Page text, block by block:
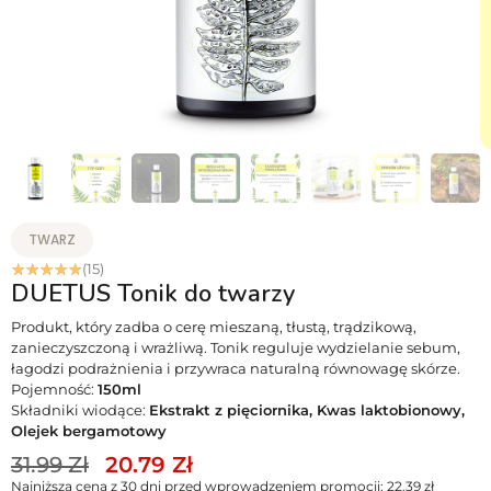
TWARZ
☆☆☆☆☆(15)
DUETUS Tonik do twarzy
Produkt, który zadba o cerę mieszaną, tłustą, trądzikową,
zanieczyszczoną i wrażliwą. Tonik reguluje wydzielanie sebum,
łagodzi podrażnienia i przywraca naturalną równowagę skórze.
Pojemność: 150ml
Składniki wiodące: Ekstrakt z pięciornika, Kwas laktobionowy,
Olejek bergamotowy
31.99Zł 20.79 Zł
Najniższa cena z 30 dni przed wprowadzeniem promocji: 22.39 zł